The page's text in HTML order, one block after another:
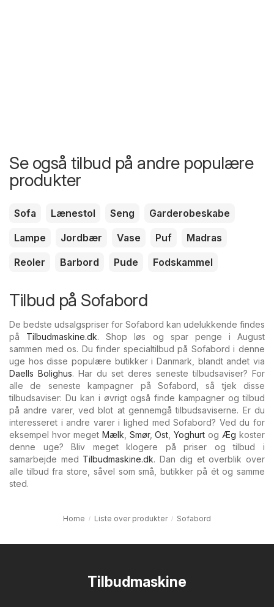
Se også tilbud på andre populære
produkter
Sofa Lænestol Seng
Garderobeskabe
Lampe
Jordbær Vase Puf
Madras
Reoler
Barbord Pude Fodskammel
Tilbud på Sofabord
De bedste udsalgspriser for Sofabord kan udelukkende findes
på Tilbudmaskine.dk. Shop løs og spar penge i August
sammen med os. Du finder specialtilbud på Sofabord i denne
uge hos disse populære butikker i Danmark, blandt andet via
Daells Bolighus. Har du set deres seneste tilbudsaviser? For
alle de seneste kampagner på Sofabord, så tjek disse
tilbudsaviser: Du kan i øvrigt også finde kampagner og tilbud
på andre varer, ved blot at gennemgå tilbudsaviserne. Er du
interesseret i andre varer i lighed med Sofabord? Ved du for
eksempel hvor meget Mælk Smør,Ost ,Yoghurt og Æg koster
denne uge? Bliv meget klogere på priser og tilbud i
samarbejde med Tilbudmaskine.dk. Dan dig et overblik over
alle tilbud fra store, såvel som små, butikker på ét og samme
sted.
Home Liste over produkter Sofabord
Tilbudmaskine